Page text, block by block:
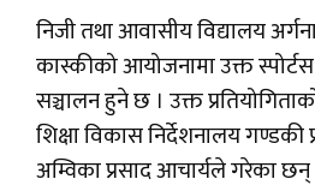
निजी तथा आवासीय विद्यालय
कास्कीको आयोजनामा उक्त
सञ्चालन हुने छ । उक्त
शिक्षा विकास निर्देशनालय गण्डकी
अम्विका प्रसाद आचार्यले गरेका छन्